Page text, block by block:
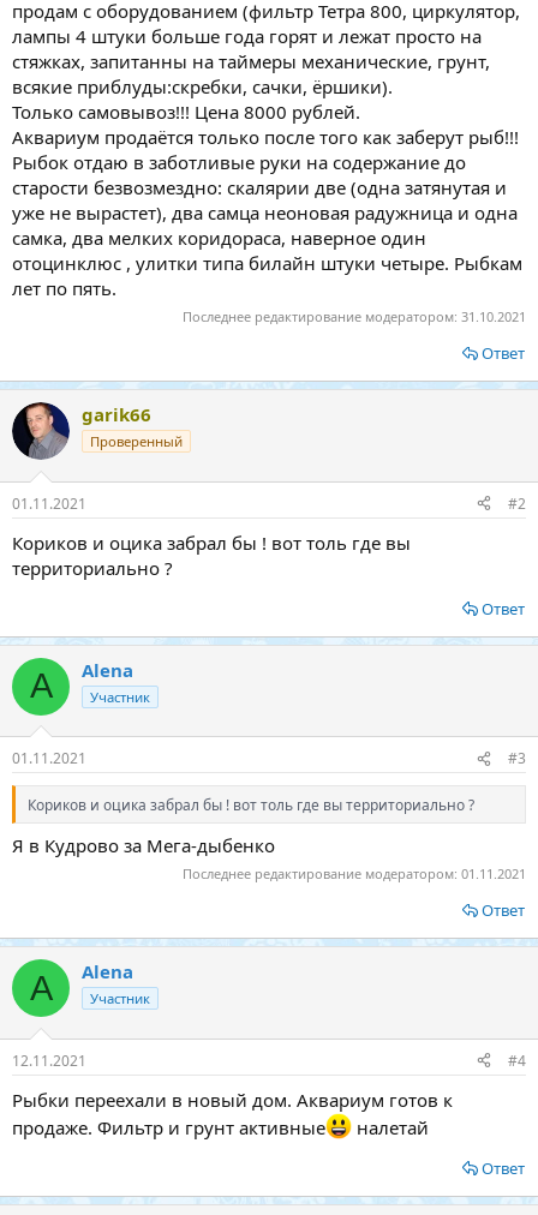
продам с оборудованием (фильтр Тетра 800, циркулятор,
лампы 4 штуки больше года горят и лежат просто на
стяжках, запитанны на таймеры механические, грунт,
всякие приблуды:скребки, сачки, ёршики).
Только самовывоз!!! Цена 8000 рублей.
Аквариум продаётся только после того как заберут рыб!!!
Рыбок отдаю в заботливые руки на содержание до
старости безвозмездно: скалярии две (одна затянутая и
уже не вырастет), два самца неоновая радужница и одна
самка, два мелких коридораса, наверное один
отоцинклюс , улитки типа билайн штуки четыре. Рыбкам
лет по пять.
Последнее редактирование модератором: 31.10.2021
Ответ
garik66
Проверенный
01.11.2021 #2
Кориков и оцика забрал бы ! вот толь где вы
территориально ?
Ответ
A Alena
Участник
01.11.2021 #3
Кориков и оцика забрал бы ! вот толь где вы территориально ?
Я в Кудрово за Мега-дыбенко
Последнее редактирование модератором: 01.11.2021
Ответ
A Alena
Участник
12.11.2021 #4
Рыбки переехали в новый дом. Аквариум готов к
продаже. Фильтр и грунт активные
налетай
Ответ